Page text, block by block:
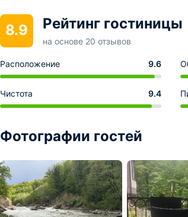
8.9 Рейтинг гостиницы
на основе 20 отзывов
Расположение 9.6
Чистота 9.4
Фотографии гостей